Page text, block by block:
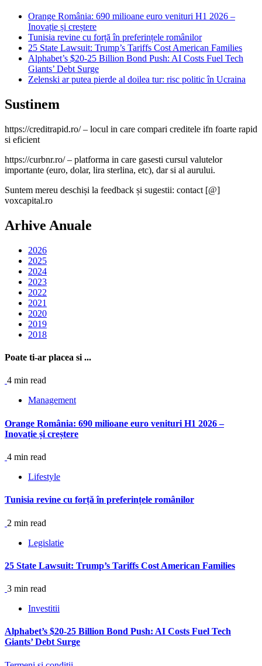
Orange România: 690 milioane euro venituri H1 2026 –
Inovație și creștere
Tunisia revine cu forță în preferințele românilor
25 State Lawsuit: Trump’s Tariffs Cost American Families
Alphabet’s $20-25 Billion Bond Push: AI Costs Fuel Tech
Giants’ Debt Surge
Zelenski ar putea pierde al doilea tur: risc politic în Ucraina
Sustinem
https://creditrapid.ro/ – locul in care compari creditele ifn foarte rapid
si eficient
https://curbnr.ro/ – platforma in care gasesti cursul valutelor
importante (euro, dolar, lira sterlina, etc), dar si al aurului.
Suntem mereu deschiși la feedback și sugestii: contact [@]
voxcapital.ro
Arhive Anuale
2026
2025
2024
2023
2022
2021
2020
2019
2018
Poate ti-ar placea si ...
4 min read
Management
Orange România: 690 milioane euro venituri H1 2026 –
Inovație și creștere
4 min read
Lifestyle
Tunisia revine cu forță în preferințele românilor
2 min read
Legislatie
25 State Lawsuit: Trump’s Tariffs Cost American Families
3 min read
Investitii
Alphabet’s $20-25 Billion Bond Push: AI Costs Fuel Tech
Giants’ Debt Surge